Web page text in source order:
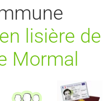
en lisière de
Mormal